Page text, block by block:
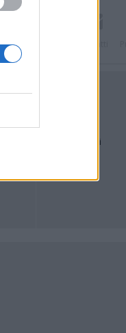
Articoli più letti